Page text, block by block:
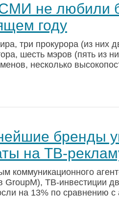
не любили
году
три прокурора (из них
шесть мэров (пять из
несколько
бренды
на ТВ-
коммуникационного
GroupM), ТВ-инвестиции
на 13% по сравнению